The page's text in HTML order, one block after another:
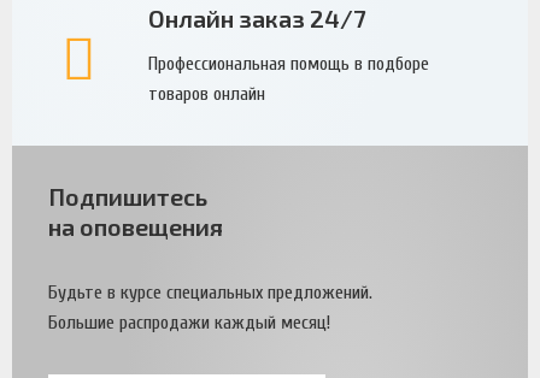
Онлайн заказ 24/7
Профессиональная помощь в подборе
товаров онлайн
Подпишитесь
на оповещения
Будьте в курсе специальных предложений.
Большие распродажи каждый месяц!